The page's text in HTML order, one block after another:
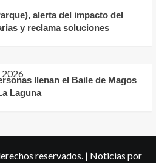
alerta del impacto del
y reclama soluciones
llenan el Baile de Magos
Laguna
reservados. | Noticias por